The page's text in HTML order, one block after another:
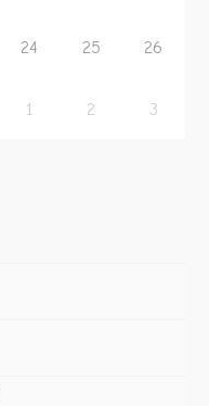
24 25 26
1 2 3